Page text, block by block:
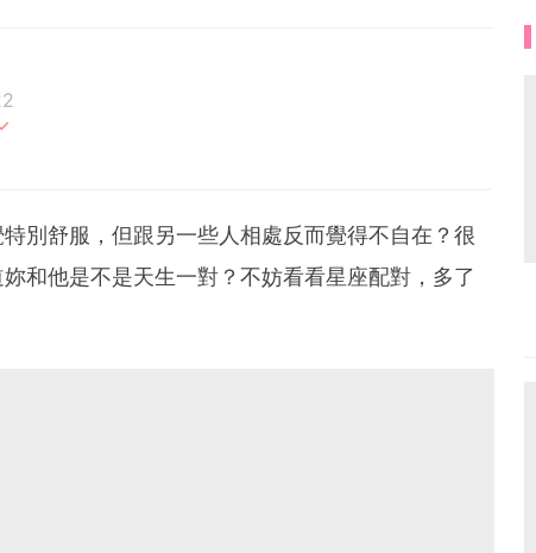
別舒服，但跟另一些人相處反而覺得不自在？很
和他是不是天生一對？不妨看看星座配對，多了